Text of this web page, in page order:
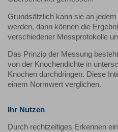
Grundsätzlich kann sie an
werden, dann können die
verschiedener Messprotokolle
Das Prinzip der Messung
von der Knochendichte in
Knochen durchdringen. Diese
einem Normwert verglichen.
Ihr Nutzen
Durch rechtzeitiges Erkennen